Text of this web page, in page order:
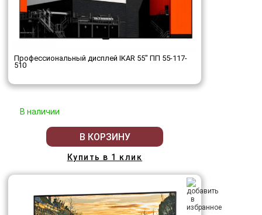
Профессиональный дисплей IKAR 55" ПП 55-117-
510
В наличии
В КОРЗИНУ
Купить в 1 клик